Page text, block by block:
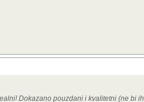
Dokazano pouzdani i kvalitetni (ne bi ih